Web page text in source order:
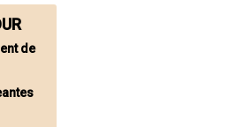
de